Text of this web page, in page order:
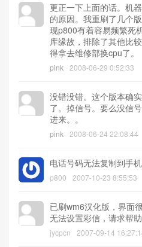
更正一下上面的话。机
的原因。我重刷了几个
现p800有着容易频繁死
库缘故，排除了其他比
得拿去维修部换cpu了。
pink 2008-06-29 0:52:33
没错没错。这个版本确
了。掉信号。要么没信
进来。。
pink 2008-06-24 22:08:44
电话号码无法复制到手
p800 2007-10-23 8:55:53
已刷wm6汉化版，界面
无法设置彩信，请求帮助
jycpcn 2007-09-14